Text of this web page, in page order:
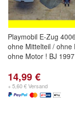
Playmobil E-Zug
ohne Mittelteil / ohne
ohne Motor ! BJ 1997
14,99 €
+ 5,60 € Versand